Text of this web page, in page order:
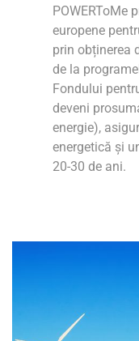
POWERToMe
europene
prin obținerea
de la
Fondului
deveni
energie),
energetică și
20-30 de ani.